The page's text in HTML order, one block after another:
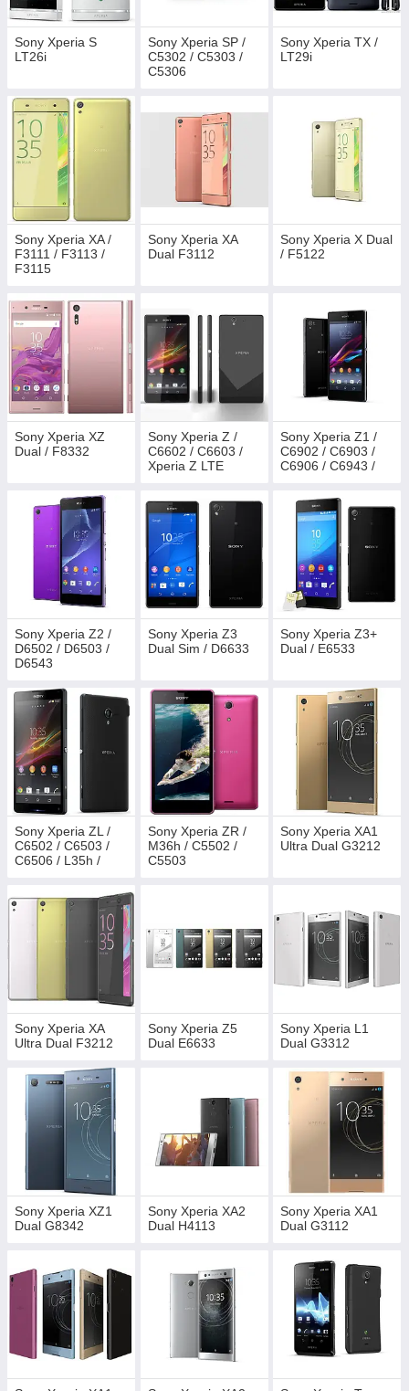
Sony Xperia S
LT26i
Sony Xperia SP /
C5302 / C5303 /
C5306
Sony Xperia TX /
LT29i
Sony Xperia XA /
F3111 / F3113 /
F3115
Sony Xperia XA
Dual F3112
Sony Xperia X Dual
/ F5122
Sony Xperia XZ
Dual / F8332
Sony Xperia Z /
C6602 / C6603 /
Xperia Z LTE
Sony Xperia Z1 /
C6902 / C6903 /
C6906 / C6943 /
Sony Xperia Z2 /
D6502 / D6503 /
D6543
Sony Xperia Z3
Dual Sim / D6633
Sony Xperia Z3+
Dual / E6533
Sony Xperia ZL /
C6502 / C6503 /
C6506 / L35h /
Sony Xperia ZR /
M36h / C5502 /
C5503
Sony Xperia XA1
Ultra Dual G3212
Sony Xperia XA
Ultra Dual F3212
Sony Xperia Z5
Dual E6633
Sony Xperia L1
Dual G3312
Sony Xperia XZ1
Dual G8342
Sony Xperia XA2
Dual H4113
Sony Xperia XA1
Dual G3112